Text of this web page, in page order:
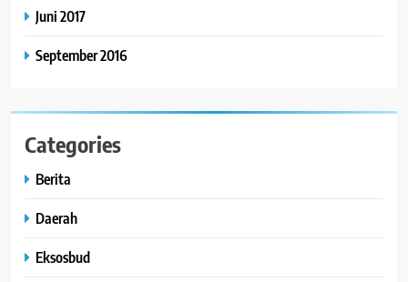
Juni 2017
September 2016
Categories
Berita
Daerah
Eksosbud